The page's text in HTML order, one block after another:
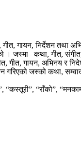
गीत, गायन, निर्देशन तथा
। जस्मा– कथा, गीत,
गीत, गायन, अभिनय र
गरिएको जस्को कथा,
“कस्तूरी”, “राँको”,